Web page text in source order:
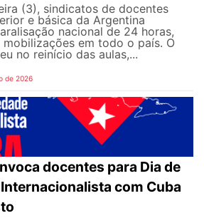
(3), sindicatos de docentes
e básica da Argentina
nacional de 24 horas,
mobilizações em todo o país. O
no reinício das aulas,...
de 2026
docentes para Dia de
com Cuba